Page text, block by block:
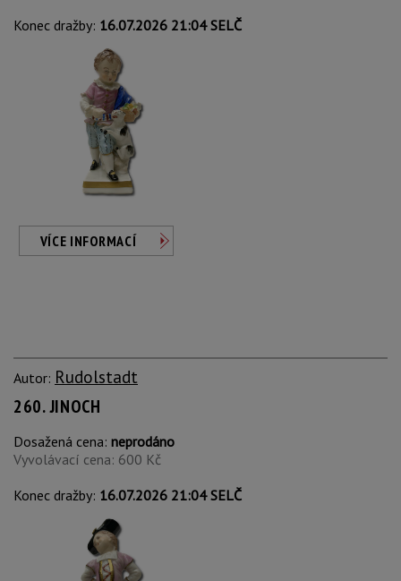
Konec dražby: 16.07.2026 21:04 SELČ
VÍCE INFORMACÍ
Autor: Rudolstadt
260. JINOCH
Dosažená cena: neprodáno
Vyvolávací cena: 600 Kč
Konec dražby: 16.07.2026 21:04 SELČ